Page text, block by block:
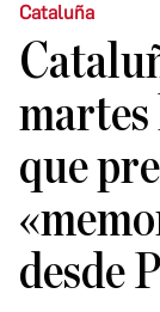
Cataluña
martes
que
desde